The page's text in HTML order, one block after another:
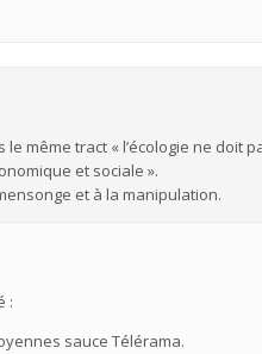
le même tract « l’écologie ne
et sociale ».
et à la manipulation.
:
sauce Télérama.